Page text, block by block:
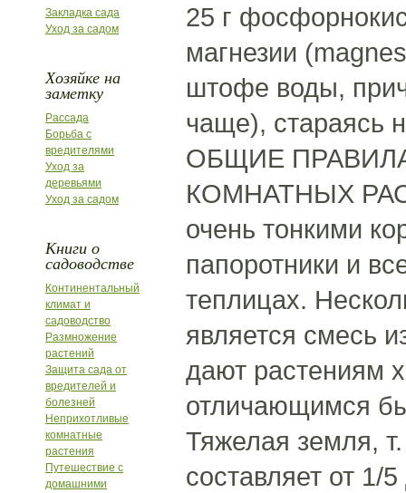
Закладка сада
Уход за садом
Хозяйке на
заметку
Рассада
Борьба с
вредителями
Уход за
деревьями
Уход за садом
Книги о
садоводстве
Континентальный
климат и
садоводство
Размножение
растений
Защита сада от
вредителей и
болезней
Неприхотливые
комнатные
растения
Путешествие с
домашними
25 г
магнезии
штофе воды,
чаще), стараясь
ОБЩИЕ
КОМНАТНЫХ
очень тонкими
папоротники и
теплицах.
является смесь
дают растениям
отличающимся
Тяжелая земля,
составляет от 1/